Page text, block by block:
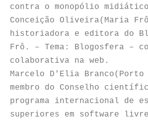
contra o monopólio
Conceição Oliveira(Maria
historiadora e editora do
Frô. – Tema: Blogosfera –
colaborativa na web.
Marcelo D'Elia
membro do Conselho
programa internacional de
superiores em software